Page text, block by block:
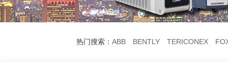
热门搜索： ABB BENTLY TERICONEX